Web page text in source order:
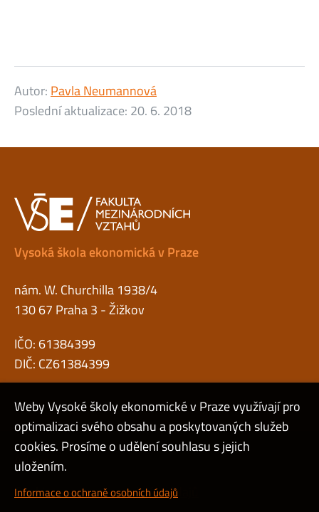
Autor: Pavla Neumannová
Poslední aktualizace: 20. 6. 2018
Vysoká škola ekonomická v Praze
nám. W. Churchilla 1938/4
130 67 Praha 3 - Žižkov
IČO: 61384399
DIČ: CZ61384399
Admin
Cookies a ochrana osobních údajů
Weby Vysoké školy ekonomické v Praze využívají pro
optimalizaci svého obsahu a poskytovaných služeb
cookies. Prosíme o udělení souhlasu s jejich
uložením.
Informace o ochraně osobních údajů